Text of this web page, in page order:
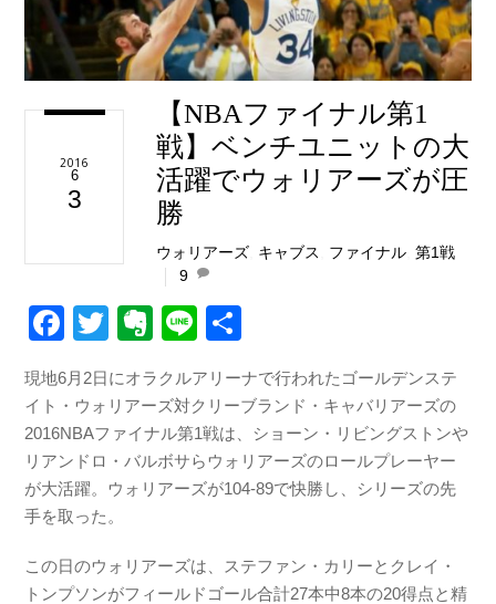
2016
6
3
【NBAファイナル第1
戦】ベンチユニットの大
活躍でウォリアーズが圧
勝
ウォリアーズ キャブス ファイナル ,第1戦
9
F
c
e
b
o
o
k
T
tt
er
E
er
n
ot
e
Li
e
現地6月2日にオラクルアリーナで行われたゴールデンステ
イト・ウォリアーズ対クリーブランド・キャバリアーズの
2016NBAファイナル第1戦は、ショーン・リビングストンや
リアンドロ・バルボサらウォリアーズのロールプレーヤー
が大活躍。ウォリアーズが104-89で快勝し、シリーズの先
手を取った。
この日のウォリアーズは、ステファン・カリーとクレイ・
トンプソンがフィールドゴール合計27本中8本の20得点と精